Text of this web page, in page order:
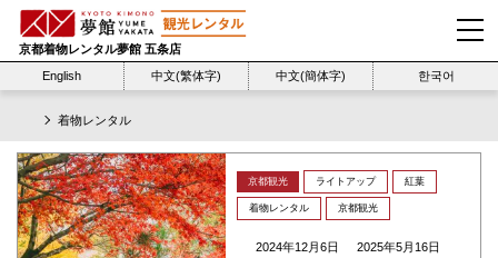
京都着物レンタル夢館 五条店
English
中文(繁体字) 中文(簡体字) 한국어
着物レンタル
京都観光 ライトアップ 紅葉
着物レンタル 京都観光
2024年12月6日 2025年5月16日